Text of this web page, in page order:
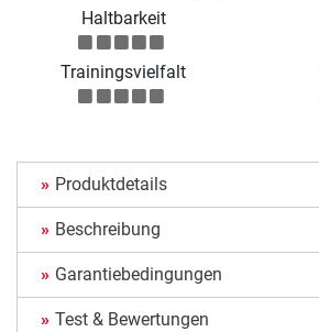
Haltbarkeit
Trainingsvielfalt
Produktdetails
Beschreibung
Garantiebedingungen
Test & Bewertungen